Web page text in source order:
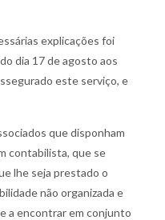
explicações foi
dia 17 de agosto aos
este serviço, e
que disponham
contabilista, que se
lhe seja prestado o
não organizada e
a encontrar em conjunto